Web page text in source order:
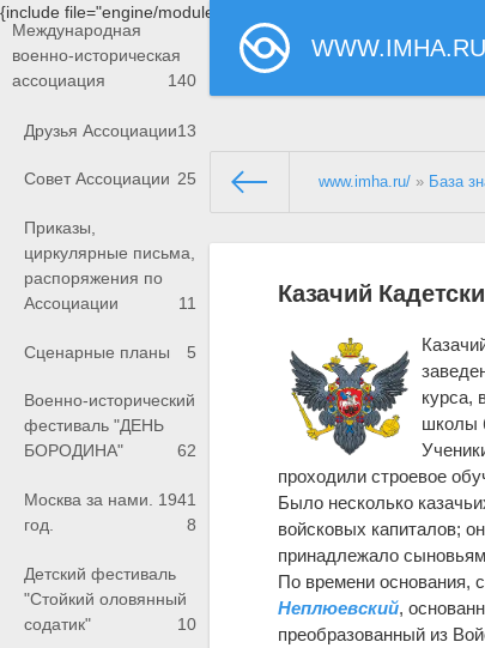
{include file="engine/modules/saperu/head.php"}
WWW.IMHA.RU
Международная
военно-историческая
ассоциация
140
Друзья Ассоциации13
Совет Ассоциации 25
Приказы,
циркулярные письма,
распоряжения по
Ассоциации
11
Сценарные планы 5
Военно-исторический
фестиваль "ДЕНЬ
БОРОДИНА"
62
Москва за нами. 1941
год.
8
Детский фестиваль
"Стойкий оловянный
содатик"
10
www.imha.ru/ » База
Казачий
курса,
школы
проходили строевое
Было несколько
войсковых капиталов;
принадлежало
По времени основания,
Неплюевский,
преобразованный из